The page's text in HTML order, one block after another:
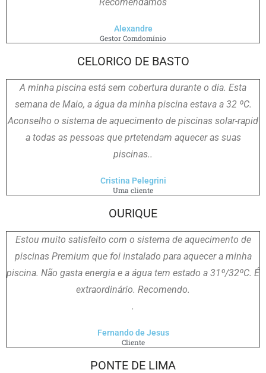
Alexandre
Gestor Comdomínio
CELORICO DE BASTO
A minha piscina está sem cobertura durante o dia. Esta
semana de Maio, a água da minha piscina estava a 32 ºC.
Aconselho o sistema de aquecimento de piscinas solar-rapid
a todas as pessoas que prtetendam aquecer as suas
piscinas..
Cristina Pelegrini
Uma cliente
OURIQUE
Estou muito satisfeito com o sistema de aquecimento de
piscinas Premium que foi instalado para aquecer a minha
piscina. Não gasta energia e a água tem estado a 31º/32ºC. É
extraordinário. Recomendo.
.
Fernando de Jesus
Cliente
PONTE DE LIMA